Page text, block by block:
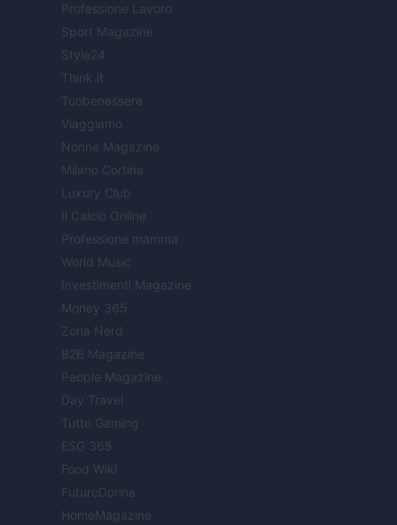
Professione Lavoro
Sport Magazine
Style24
Think.it
Tuobenessere
Viaggiamo
Nonne Magazine
Milano Cortina
Luxury Club
Il Calcio Online
Professione mamma
World Music
Investimenti Magazine
Money 365
Zona Nerd
B2B Magazine
People Magazine
Day Travel
Tutto Gaming
ESG 365
Food Wiki
FuturoDonna
HomeMagazine